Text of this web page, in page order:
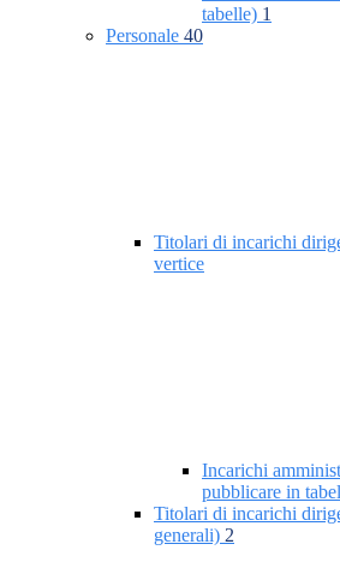
tabelle) 1
Personale 40
Titolari di incarichi
vertice
Incarichi
pubblicare in
Titolari di incarichi
generali) 2